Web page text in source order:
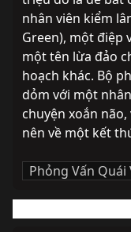
nhân viên kiểm
Green), một điệp
một tên lừa đảo
hoạch khác. Bộ
dỏm với một
chuyện xoắn
nên về một kết
Phỏng Vấn Quái